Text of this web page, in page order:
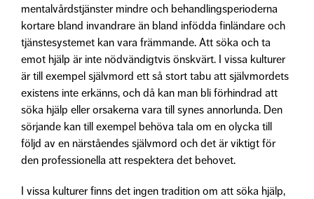
mentalvårdstjänster mindre och behandlingsperioderna
kortare bland invandrare än bland infödda finländare och
tjänstesystemet kan vara främmande. Att söka och ta
emot hjälp är inte nödvändigtvis önskvärt. I vissa kulturer
är till exempel självmord ett så stort tabu att självmordets
existens inte erkänns, och då kan man bli förhindrad att
söka hjälp eller orsakerna vara till synes annorlunda. Den
sörjande kan till exempel behöva tala om en olycka till
följd av en närståendes självmord och det är viktigt för
den professionella att respektera det behovet.
I vissa kulturer finns det ingen tradition om att söka hjälp,